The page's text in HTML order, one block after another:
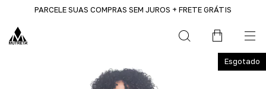
PARCELE SUAS COMPRAS SEM JUROS + FRETE GRÁTIS
Esgotado